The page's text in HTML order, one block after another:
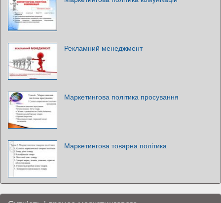
Рекламний менеджмент
Маркетингова політика просування
Маркетингова товарна політика